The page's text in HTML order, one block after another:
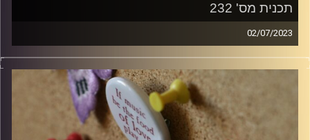
תכנית מס' 232
02/07/2023
קלאסיקות רוק עם אורן הוף.
włodi